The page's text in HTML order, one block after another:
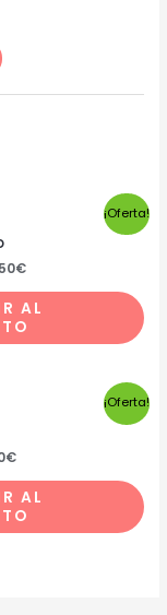
¡Oferta!
€
AL
¡Oferta!
€
AL